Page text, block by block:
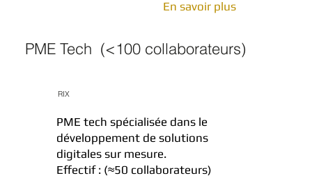
En savoir plus
PME Tech (<100 collaborateurs)
RIX
PME tech spécialisée dans le
développement de solutions
digitales sur mesure.
Effectif : (≈50 collaborateurs)